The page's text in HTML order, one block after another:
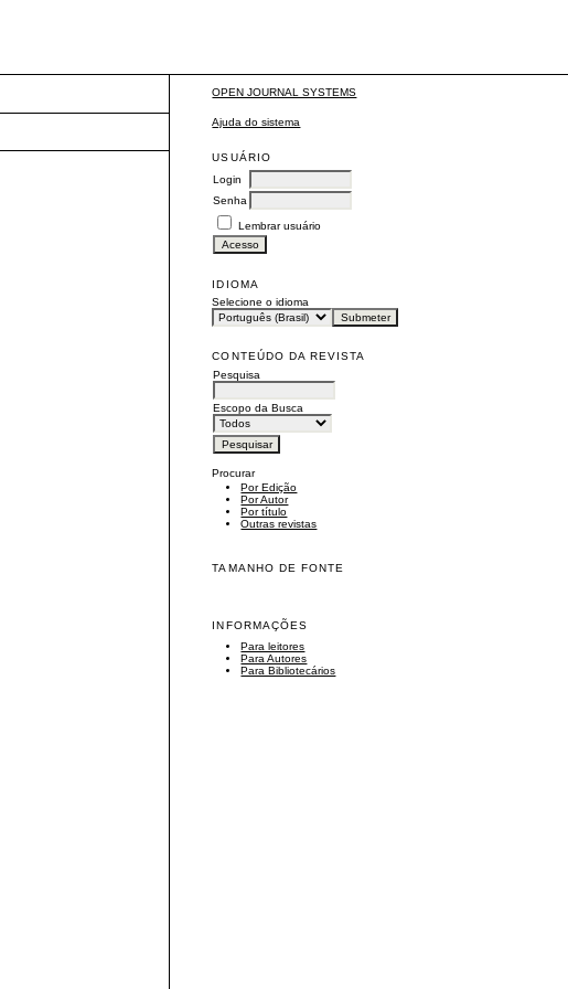
OPEN JOURNAL SYSTEMS
Ajuda do sistema
USUÁRIO
Login
Senha
Lembrar usuário
IDIOMA
Selecione o idioma
CONTEÚDO DA REVISTA
Pesquisa
Escopo da Busca
Procurar
Por Edição
Por Autor
Por título
Outras revistas
TAMANHO DE FONTE
INFORMAÇÕES
Para leitores
Para Autores
Para Bibliotecários